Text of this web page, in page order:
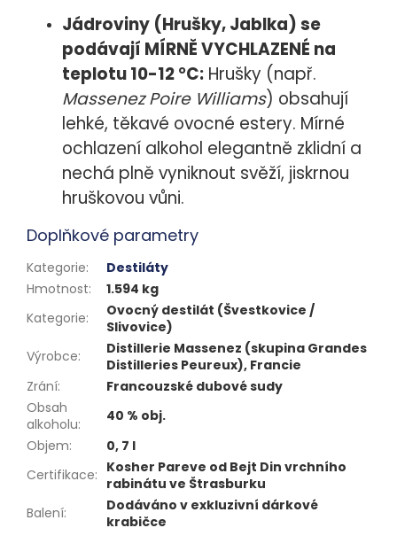
Jádroviny (Hrušky, Jablka) se
podávají MÍRNĚ VYCHLAZENÉ na
teplotu 10-12 °C: Hrušky (např.
Massenez Poire Williams) obsahují
lehké, těkavé ovocné estery. Mírné
ochlazení alkohol elegantně zklidní a
nechá plně vyniknout svěží, jiskrnou
hruškovou vůni.
Doplňkové parametry
Kategorie:
Destiláty
Hmotnost:
1.594 kg
Kategorie:
Ovocný destilát (Švestkovice /
Slivovice)
Výrobce:
Distillerie Massenez (skupina Grandes
Distilleries Peureux), Francie
Zrání:
Francouzské dubové sudy
Obsah
alkoholu:
40 % obj.
Objem:
0, 7 l
Certifikace: Kosher Pareve od Bejt Din vrchního
rabinátu ve Štrasburku
Balení:
Dodáváno v exkluzivní dárkové
krabičce